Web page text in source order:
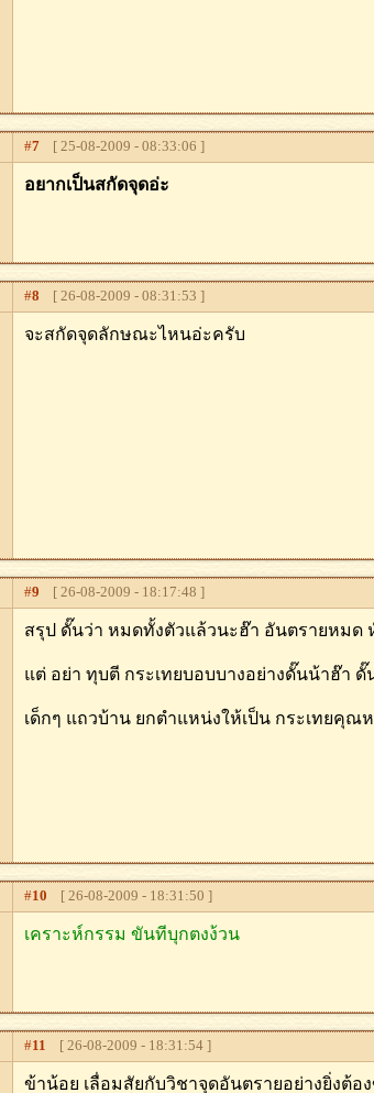
#7[ 25-08-2009 - 08:33:06 ]
อยากเป็นสกัดจุดอ่ะ
#8 [ 26-08-2009 - 08:31:53 ]
จะสกัดจุดลักษณะไหนอ่ะครับ
#9 [ 26-08-2009 - 18:17:48 ]
สรุป ดั๊นว่า หมดทั้งตัวแล้วนะฮ๊า อันตรายหมด
แต่ อย่า ทุบตี กระเทยบอบบางอย่างดั๊นน้าฮ๊า
เด็กๆ แถวบ้าน ยกตำแหน่งให้เป็น กระเทยคุณ
#10 [ 26-08-2009 - 18:31:50 ]
เคราะห์กรรม ขันทีบุกตงง้วน
#11 [ 26-08-2009 - 18:31:54 ]
ข้าน้อย เลื่อมสัยกับวิชาจุดอันตรายอย่างยิ่งต้